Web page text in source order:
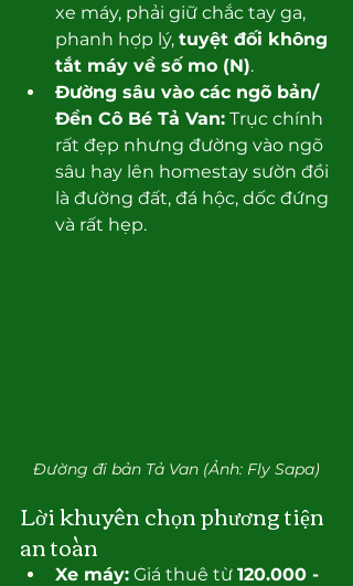
xe máy, phải giữ chắc tay ga,
phanh hợp lý, tuyệt đối không
tắt máy về số mo (N).
Đường sâu vào các ngõ bản/
Đền Cô Bé Tả Van: Trục chính
rất đẹp nhưng đường vào ngõ
sâu hay lên homestay sườn đồi
là đường đất, đá hộc, dốc đứng
và rất hẹp.
Đường đi bản Tả Van (Ảnh: Fly Sapa)
Lời khuyên chọn phương tiện
an toàn
Xe máy: Giá thuê từ 120.000 -